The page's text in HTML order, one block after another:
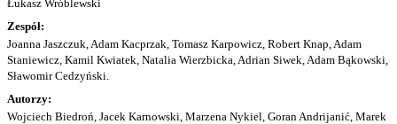
Łukasz Wróblewski
Zespół:
Joanna Jaszczuk, Adam Kacprzak, Tomasz Karpowicz, Robert Knap, Adam
Staniewicz, Kamil Kwiatek, Natalia Wierzbicka, Adrian Siwek, Adam Bąkowski,
Sławomir Cedzyński.
Autorzy:
Wojciech Biedroń, Jacek Karnowski, Marzena Nykiel, Goran Andrijanić, Marek